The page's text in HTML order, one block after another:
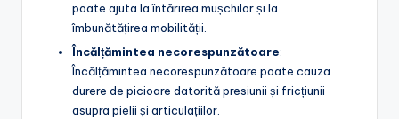
poate ajuta la întărirea mușchilor și la
îmbunătățirea mobilității.
Încălțămintea necorespunzătoare:
Încălțămintea necorespunzătoare poate cauza
durere de picioare datorită presiunii și fricțiunii
asupra pielii și articulațiilor.